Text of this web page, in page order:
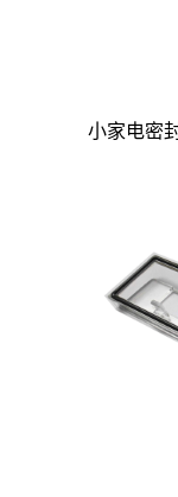
小家电密